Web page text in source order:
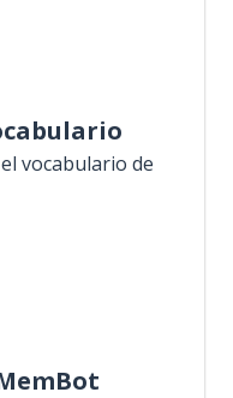
vocabulario de